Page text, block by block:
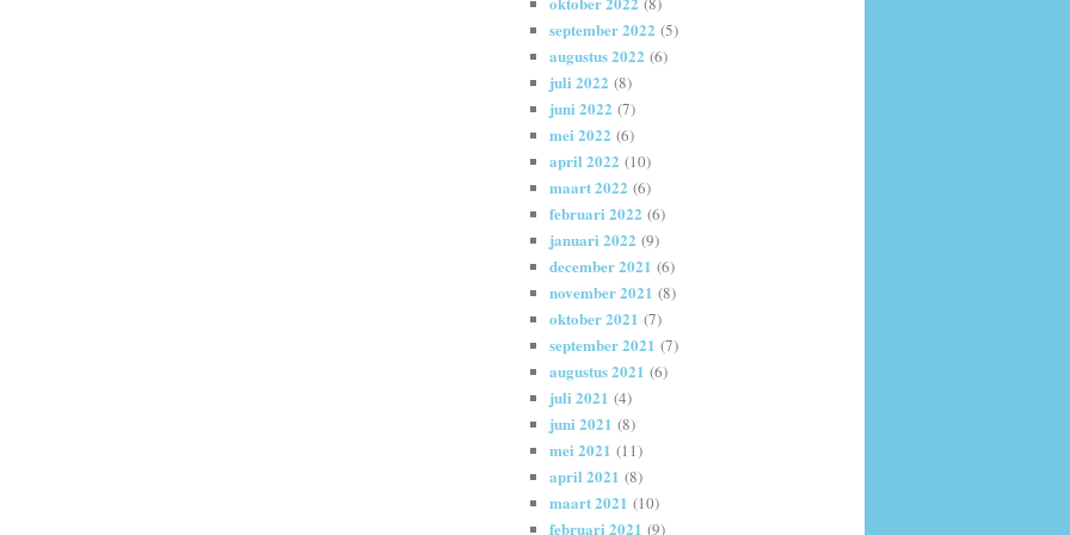
september 2022 (5)
augustus 2022 (6)
juli 2022 (8)
juni 2022 (7)
mei 2022 (6)
april 2022 (10)
maart 2022 (6)
februari 2022 (6)
januari 2022 (9)
december 2021 (6)
november 2021 (8)
oktober 2021 (7)
september 2021 (7)
augustus 2021 (6)
juli 2021 (4)
juni 2021 (8)
mei 2021 (11)
april 2021 (8)
maart 2021 (10)
februari 2021 (9)